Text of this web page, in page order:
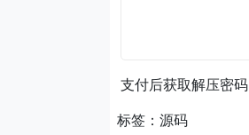
支付后获取解压密码
标签：源码